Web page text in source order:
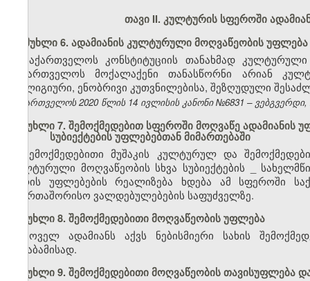
თავი II. კულტურის სფეროში
მუხლი 6. ადამიანის კულტურული მოღვაწეობის უფლება
საქართველოს კონსტიტუციის თანახმად
საქართველოს მოქალაქენი თანასწორნი არიან
რელიგიური, ენობრივი კუთვნილებისა, შეზღუდული
საქართველოს 2020 წლის 14 ივლისის კანონი №6831 – ვებგვერდი,
მუხლი 7. შემოქმედებით სფეროში მოღვაწე
სუბიექტების უფლებებთან მიმართებაში
შემოქმედებითი მუშაკის კულტურულ და
კულტურული მოღვაწეობის სხვა სუბიექტების
პირის უფლებების რეალიზება ხდება ამ სფეროში
საერთაშორისო ვალდებულებების საფუძველზე.
მუხლი 8. შემოქმედებითი მოღვაწეობის უფლება
ყოველ ადამიანს აქვს ნებისმიერი სახის
შესაბამისად.
მუხლი 9. შემოქმედებითი მოღვაწეობის თავისუფლება